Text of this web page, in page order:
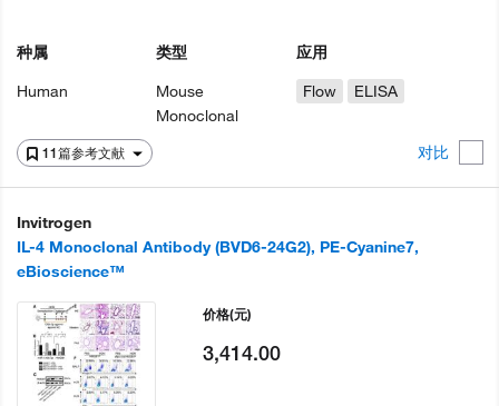
11篇参考文献 对比
种属
Human
类型
Mouse
Monoclonal
应用
Flow
ELISA
Invitrogen
IL-4 Monoclonal Antibody (BVD6-24G2), PE-Cyanine7,
eBioscience™
价格(元)
3,414.00